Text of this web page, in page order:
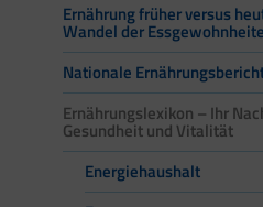
Ernährung früher versus
Wandel der
Nationale
Ernährungslexikon – Ihr
Gesundheit und Vitalität
Energiehaushalt